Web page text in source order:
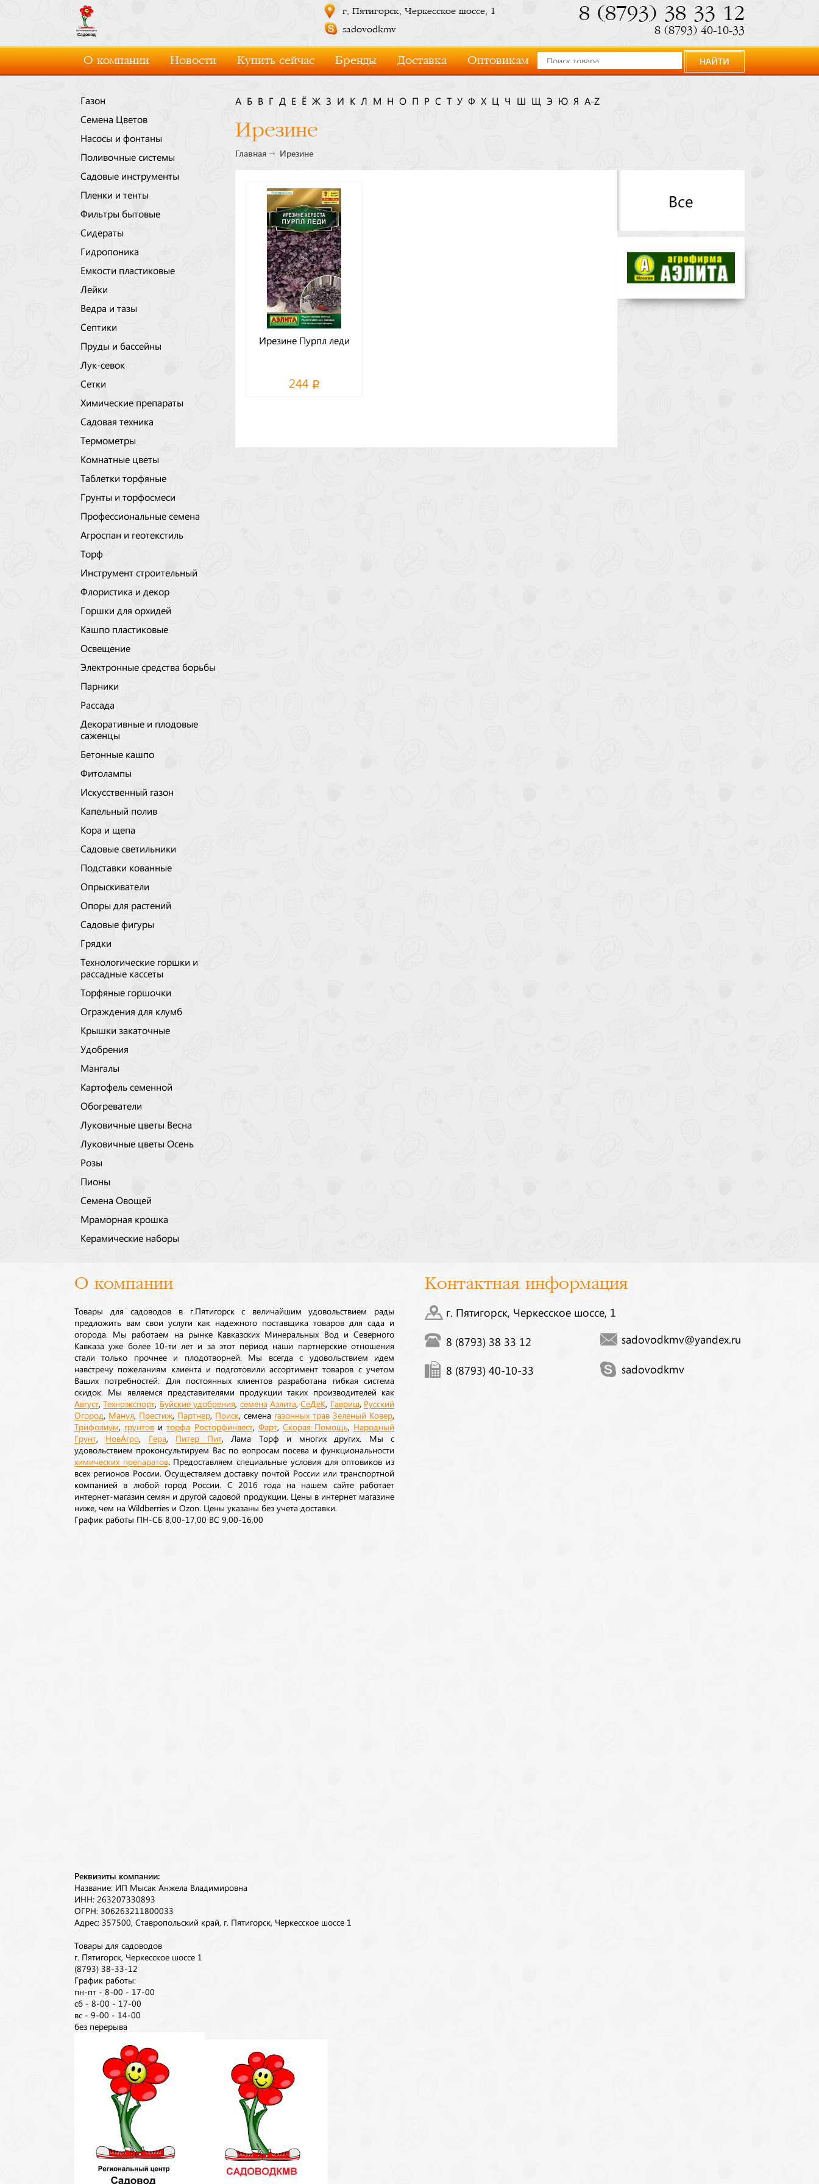
г. Пятигорск, Черкесское шоссе, 1
sadovodkmv
8 (8793) 38 33 12
8 (8793) 40-10-33
О компании Новости Купить сейчас Бренды Доставка Оптовикам НАЙТИ
Газон
Семена Цветов
Насосы и фонтаны
Поливочные системы
Садовые инструменты
Пленки и тенты
Фильтры бытовые
Сидераты
Гидропоника
Емкости пластиковые
Лейки
Ведра и тазы
Септики
Пруды и бассейны
Лук-севок
Сетки
Химические препараты
Садовая техника
Термометры
Комнатные цветы
Таблетки торфяные
Грунты и торфосмеси
Профессиональные семена
Агроспан и геотекстиль
Торф
Инструмент строительный
Флористика и декор
Горшки для орхидей
Кашпо пластиковые
Освещение
Электронные средства борьбы
Парники
Рассада
Декоративные и плодовые
саженцы
Бетонные кашпо
Фитолампы
Искусственный газон
Капельный полив
Кора и щепа
Садовые светильники
Подставки кованные
Опрыскиватели
Опоры для растений
Садовые фигуры
Грядки
Технологические горшки и
рассадные кассеты
Торфяные горшочки
Ограждения для клумб
Крышки закаточные
Удобрения
Мангалы
Картофель семенной
Обогреватели
Луковичные цветы Весна
Луковичные цветы Осень
Розы
Пионы
Семена Овощей
Мраморная крошка
Керамические наборы
А Б В Г Д Е Ё Ж З И К Л М Н О П Р С Т У Ф Х Ч Э Ю Я A-Z
Ирезине
Главная Ирезине
Ирезине Пурпл леди
244
Все
О компании
Товары для садоводов в г.Пятигорск с величайшим удовольствием рады
предложить вам свои услуги как надежного поставщика товаров для сада и
огорода. Мы работаем на рынке Кавказских Минеральных Вод и Северного
Кавказа уже более 10-ти лет и за этот период наши партнерские отношения
стали только прочнее и плодотворней. Мы всегда с удовольствием идем
навстречу пожеланиям клиента и подготовили ассортимент товаров с учетом
Ваших потребностей. Для постоянных клиентов разработана гибкая система
скидок. Мы являемся представителями продукции таких производителей как
Август ,Техноэкспорт Буйские удобрения семена Аэлита,СеДеК Гавриш Русский
Огород Манул Престиж Партнер Поиск , семена газонных трав Зеленый Ковер
Трифолиум грунтов иторфа Росторфинвест, Фарт, Скорая Помощь Народный
Грунт НовАгро Гера, Питер Пит, Лама Торф и многих других. Мы с
удовольствием проконсультируем Вас по вопросам посева и функциональности
химических препаратов. Предоставляем специальные условия для оптовиков из
всех регионов России. Осуществляем доставку почтой России или транспортной
компанией в любой город России. С 2016 года на нашем сайте работает
интернет-магазин семян и другой садовой продукции. Цены в интернет магазине
ниже, чем на Wildberries и Ozon. Цены указаны без учета доставки.
График работы ПН-СБ 8,00-17,00 ВС 9,00-16,00
Реквизиты компании:
Название: ИП Мысак Анжела Владимировна
ИНН: 263207330893
ОГРН: 306263211800033
Адрес: 357500, Ставропольский край, г. Пятигорск, Черкесское шоссе 1
Товары для садоводов
г. Пятигорск, Черкесское шоссе 1
(8793) 38-33-12
График работы:
пн-пт - 8-00 - 17-00
сб - 8-00 - 17-00
вс - 9-00 - 14-00
без перерыва
Контактная информация
г. Пятигорск, Черкесское шоссе, 1
8 (8793) 38 33 12
8 (8793) 40-10-33
sadovodkmv@yandex.ru
sadovodkmv